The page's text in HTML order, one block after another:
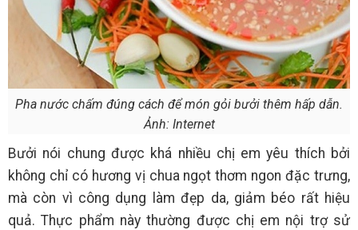
Pha nước chấm đúng cách để món gỏi bưởi thêm hấp dẫn.
Ảnh: Internet
Bưởi nói chung được khá nhiều chị em yêu thích bởi
không chỉ có hương vị chua ngọt thơm ngon đặc trưng,
mà còn vì công dụng làm đẹp da, giảm béo rất hiệu
quả. Thực phẩm này thường được chị em nội trợ sử